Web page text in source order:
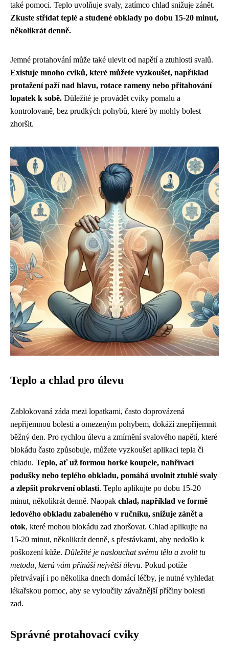
také pomoci. Teplo uvolňuje svaly, zatímco chlad snižuje zánět.
Zkuste střídat teplé a studené obklady po dobu 15-20 minut,
několikrát denně.
Jemné protahování může také ulevit od napětí a ztuhlosti svalů.
Existuje mnoho cviků, které můžete vyzkoušet, například
protažení paží nad hlavu, rotace rameny nebo přitahování
lopatek k sobě. Důležité je provádět cviky pomalu a
kontrolovaně, bez prudkých pohybů, které by mohly bolest
zhoršit.
Teplo a chlad pro úlevu
Zablokovaná záda mezi lopatkami, často doprovázená
nepříjemnou bolestí a omezeným pohybem, dokáží znepříjemnit
běžný den. Pro rychlou úlevu a zmírnění svalového napětí, které
blokádu často způsobuje, můžete vyzkoušet aplikaci tepla či
chladu. Teplo, ať už formou horké koupele, nahřívací
podušky nebo teplého obkladu, pomáhá uvolnit ztuhlé svaly
a zlepšit prokrvení oblasti. Teplo aplikujte po dobu 15-20
minut, několikrát denně. Naopak chlad, například ve formě
ledového obkladu zabaleného v ručníku, snižuje zánět a
otok, které mohou blokádu zad zhoršovat. Chlad aplikujte na
15-20 minut, několikrát denně, s přestávkami, aby nedošlo k
poškození kůže. Důležité je naslouchat svému tělu a zvolit tu
metodu, která vám přináší největší úlevu. Pokud potíže
přetrvávají i po několika dnech domácí léčby, je nutné vyhledat
lékařskou pomoc, aby se vyloučily závažnější příčiny bolesti
zad.
Správné protahovací cviky